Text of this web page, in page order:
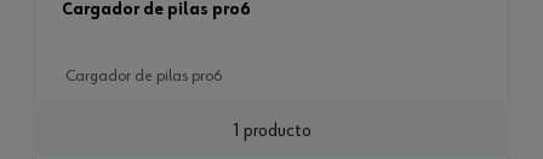
cargador de pilas pro6
cargador de pilas pro6
1 producto